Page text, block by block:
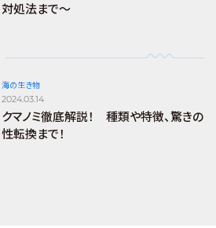
対処法まで～
海の生き物
2024.03.14
クマノミ徹底解説！ 種類や特徴、驚きの
性転換まで！